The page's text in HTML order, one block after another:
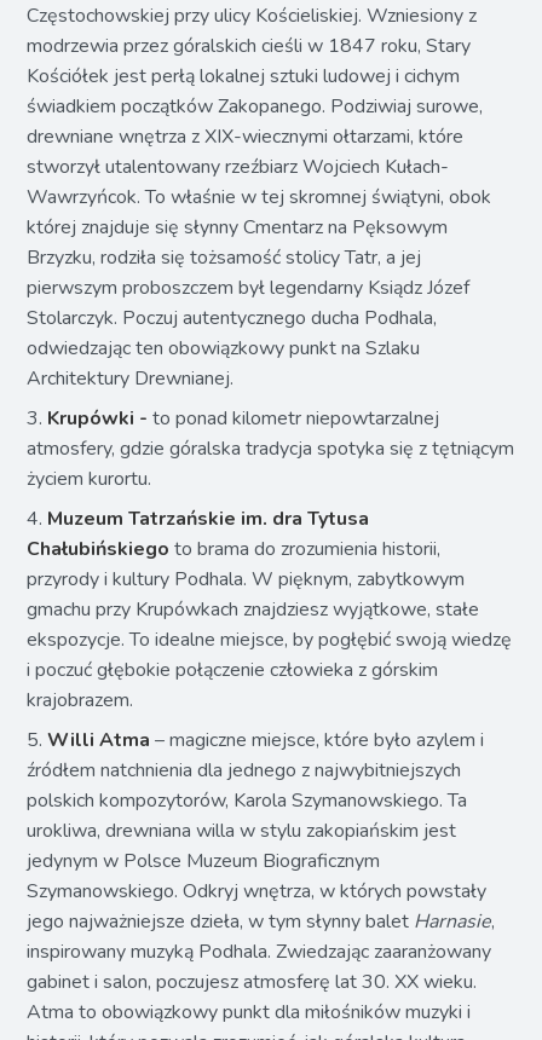
Częstochowskiej przy ulicy Kościeliskiej. Wzniesiony z
modrzewia przez góralskich cieśli w 1847 roku, Stary
Kościółek jest perłą lokalnej sztuki ludowej i cichym
świadkiem początków Zakopanego. Podziwiaj surowe,
drewniane wnętrza z XIX-wiecznymi ołtarzami, które
stworzył utalentowany rzeźbiarz Wojciech Kułach-
Wawrzyńcok. To właśnie w tej skromnej świątyni, obok
której znajduje się słynny Cmentarz na Pęksowym
Brzyzku, rodziła się tożsamość stolicy Tatr, a jej
pierwszym proboszczem był legendarny Ksiądz Józef
Stolarczyk. Poczuj autentycznego ducha Podhala,
odwiedzając ten obowiązkowy punkt na Szlaku
Architektury Drewnianej.
3. Krupówki -to ponad kilometr niepowtarzalnej
atmosfery, gdzie góralska tradycja spotyka się z tętniącym
życiem kurortu.
4. Muzeum Tatrzańskie im. dra Tytusa
Chałubińskiego to brama do zrozumienia historii,
przyrody i kultury Podhala. W pięknym, zabytkowym
gmachu przy Krupówkach znajdziesz wyjątkowe, stałe
ekspozycje. To idealne miejsce, by pogłębić swoją wiedzę
i poczuć głębokie połączenie człowieka z górskim
krajobrazem.
5.Willi Atma – magiczne miejsce, które było azylem i
źródłem natchnienia dla jednego z najwybitniejszych
polskich kompozytorów, Karola Szymanowskiego. Ta
urokliwa, drewniana willa w stylu zakopiańskim jest
jedynym w Polsce Muzeum Biograficznym
Szymanowskiego. Odkryj wnętrza, w których powstały
jego najważniejsze dzieła, w tym słynny balet Harnasie,
inspirowany muzyką Podhala. Zwiedzając zaaranżowany
gabinet i salon, poczujesz atmosferę lat 30. XX wieku.
Atma to obowiązkowy punkt dla miłośników muzyki i